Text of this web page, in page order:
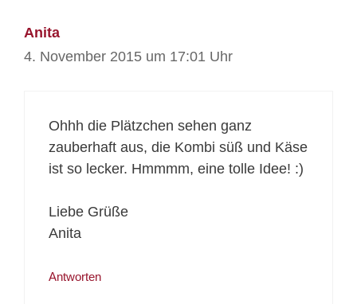
Anita
4. November 2015 um 17:01 Uhr
Ohhh die Plätzchen sehen ganz
zauberhaft aus, die Kombi süß und Käse
ist so lecker. Hmmmm, eine tolle Idee! :)
Liebe Grüße
Anita
Antworten